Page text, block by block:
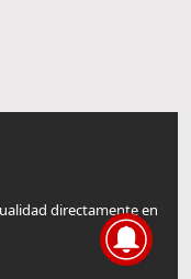
directamente en